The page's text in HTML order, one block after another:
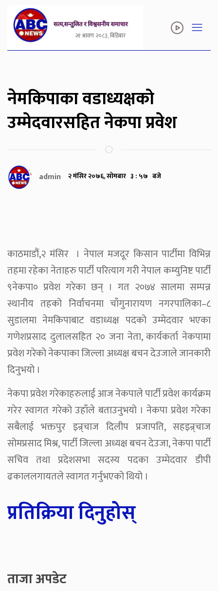
२१ श्रावण २०८३, बिहिबार
नेमकिपाका वडाध्यक्षको
उम्मेदवारसहित नेकपा प्रवेश
admin २ मंसिर २०७६, सोमबार ३ : ५७ बजे
काठमाडौं,२ मंसिर । नेपाल मजदूर किसान पार्टीमा विभिन्न
तहमा रहेका नेताहरु पार्टी परित्याग गरी नेपाल कम्युनिष्ट पार्टी
९नेकपा० प्रवेश गरेका छन् । गत २०७४ सालमा सम्पन्न
स्थानीय तहको निर्वाचनमा चाँगुनारायण नगरपालिका–८
सुडालमा नेमकिपाबाट वडाध्यक्ष पदको उम्मेदवार भएका
गणेशप्रसाद दुलालसहित २० जना नेता, कार्यकर्ता नेकपामा
प्रवेश गरेको नेकपाका जिल्ला अध्यक्ष बचन देउजाले जानकारी
दिनुभयो ।
नेकपा प्रवेश गरेकाहरुलाई आज नेकपाले पार्टी प्रवेश कार्यक्रम
गरेर स्वागत गरेको उहाँले बताउनुभयो । नेकपा प्रवेश गरेका
सबैलाई भक्तपुर इन्र्चाज दिलीप प्रजापति, सहइन्र्चाज
सोमप्रसाद मिश्र, पार्टी जिल्ला अध्यक्ष बचन देउजा, नेकपा पार्टी
सचिव तथा प्रदेशसभा सदस्य पदका उम्मेदवार डीपी
ढकाललगायतले स्वागत गर्नुभएको थियो ।
प्रतिक्रिया दिनुहोस्
ताजा अपडेट